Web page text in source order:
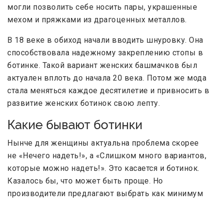
могли позволить себе носить пары, украшенные
мехом и пряжками из драгоценных металлов.
В 18 веке в обиход начали вводить шнуровку. Она
способствовала надежному закреплению стопы в
ботинке. Такой вариант женских башмачков был
актуален вплоть до начала 20 века. Потом же мода
стала меняться каждое десятилетие и привносить в
развитие женских ботинок свою лепту.
Какие бывают ботинки
Нынче для женщины актуальна проблема скорее
не «Нечего надеть!», а «Слишком много вариантов,
которые можно надеть!». Это касается и ботинок.
Казалось бы, что может быть проще. Но
производители предлагают выбрать как минимум